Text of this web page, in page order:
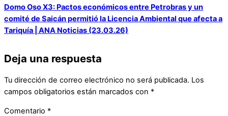
Domo Oso X3: Pactos económicos entre Petrobras y un
comité de Saicán permitió la Licencia Ambiental que afecta a
Tariquía | ANA Noticias (23.03.26)
Deja una respuesta
Tu dirección de correo electrónico no será publicada. Los
campos obligatorios están marcados con *
Comentario *